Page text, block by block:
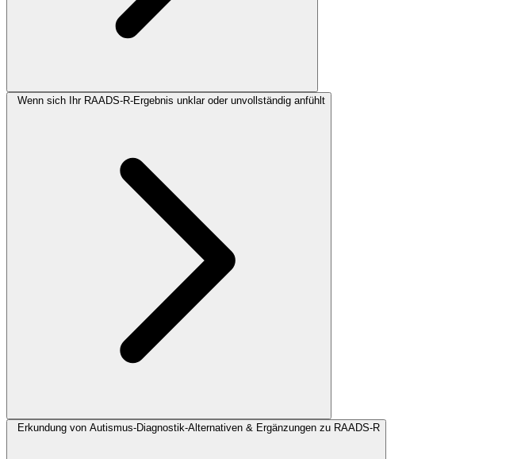
Wenn sich Ihr RAADS-R-Ergebnis unklar oder unvollständig anfühlt
Erkundung von Autismus-Diagnostik-Alternativen & Ergänzungen zu RAADS-R